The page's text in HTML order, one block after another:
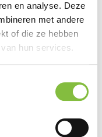
en analyse. Deze
met andere
of die ze hebben
hun services.